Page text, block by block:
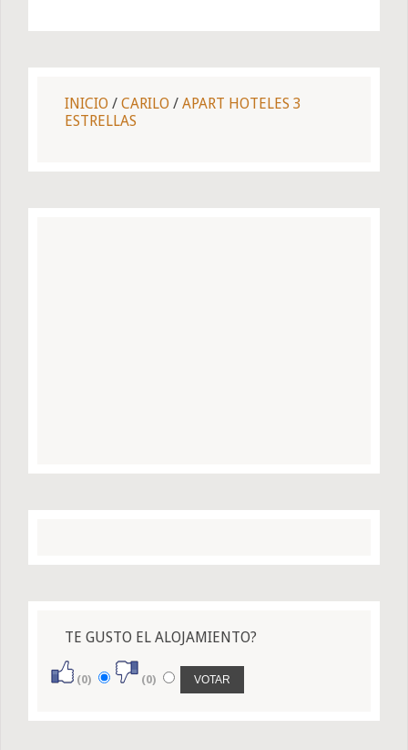
INICIO / CARILO / APART HOTELES 3
ESTRELLAS
TE GUSTO EL ALOJAMIENTO?
(0) (0)